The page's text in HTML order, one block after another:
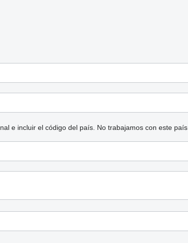
e incluir el código del país. No trabajamos con este país